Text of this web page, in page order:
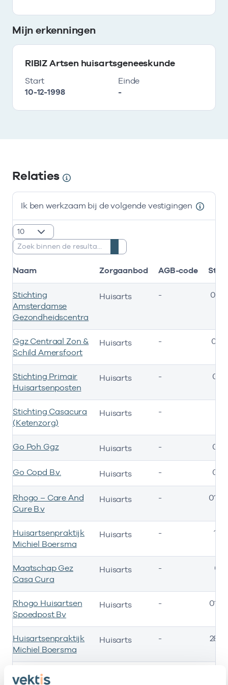
Mijn erkenningen
RIBIZ Artsen huisartsgeneeskunde
Start
10-12-1998
Einde
-
Relaties
Ik ben werkzaam bij de volgende vestigingen
Zoeken:
Naam Zorgaanbod AGB-code
Stichting
Amsterdamse
Gezondheidscentra
Huisarts - 01-
Ggz Centraal Zon &
Schild Amersfoort
Huisarts - 01-
Stichting Primair
Huisartsenposten
Huisarts - 06-
Stichting Casacura
(Ketenzorg)
Huisarts -
Go Poh Ggz Huisarts - 01-
Go Copd B.v. Huisarts - 01-
Rhogo – Care And
Cure B.v
Huisarts - 01-
Huisartsenpraktijk
Michiel Boersma
Huisarts - 10-
Maatschap Gez
Casa Cura
Huisarts - 01-
Rhogo Huisartsen
Spoedpost Bv
Huisarts - 01-
Huisartsenpraktijk
Michiel Boersma
Huisarts - 28-